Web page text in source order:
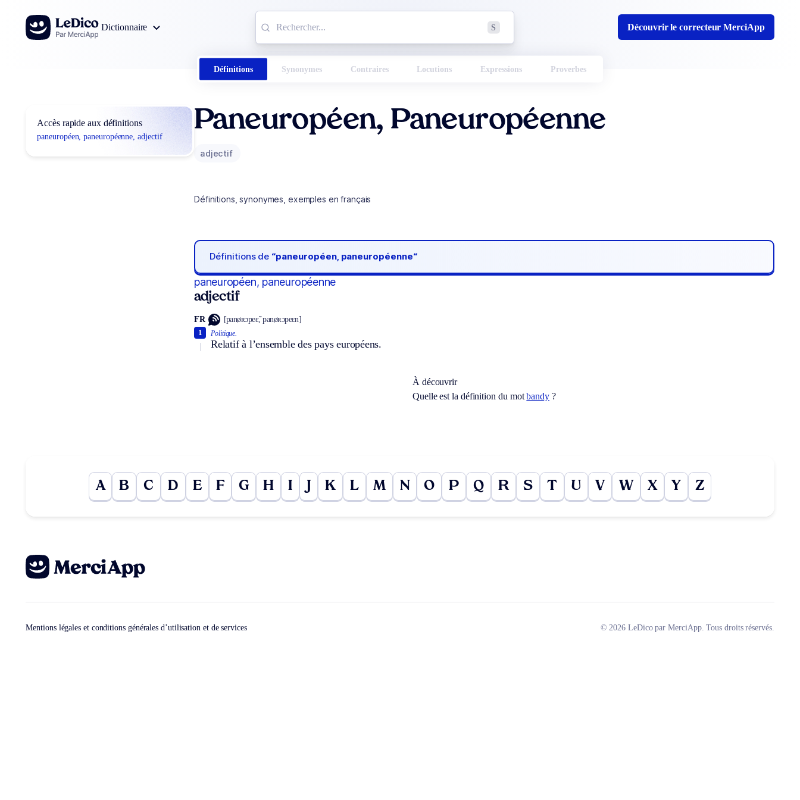
Aller au contenu
Dictionnaire
S Découvrir le correcteur MerciApp
Définitions Synonymes Contraires Locutions Expressions Proverbes
Accès rapide aux définitions
paneuropéen, paneuropéenne, adjectif
Paneuropéen, Paneuropéenne
adjectif
Définitions, synonymes, exemples en français
Définitions de “paneuropéen, paneuropéenne“
paneuropéen, paneuropéenne
adjectif
FR [panøʀɔpeɛ̃, panøʀɔpeɛn]
Politique.
Relatif à l’ensemble des pays européens.
1
À découvrir
Quelle est la définition du motbandy?
A B C D E F G H I K L M N O P Q R S T U V W X Y Z
Mentions légales et conditions générales d’utilisation et de services © 2026 LeDico par MerciApp. Tous droits réservés.